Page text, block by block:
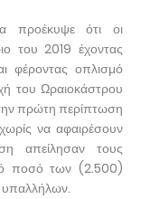
προέκυψε ότι οι
του 2019 έχοντας
φέροντας οπλισμό
του Ωραιοκάστρου
πρώτη περίπτωση
να αφαιρέσουν
απείλησαν τους
ποσό των (2.500)
υπαλλήλων.